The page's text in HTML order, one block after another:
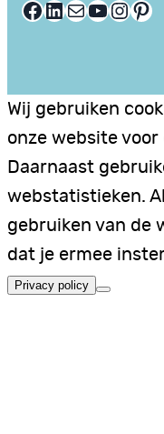
Facebook LinkedIn E-mail YouTube InstagramPinterest
Wij gebruiken
onze website
Daarnaast
webstatistieken.
gebruiken van de
dat je ermee
Privacy policy